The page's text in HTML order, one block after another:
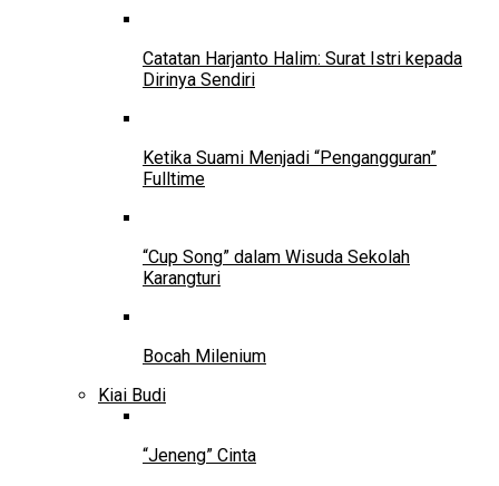
Catatan Harjanto Halim: Surat Istri kepada
Dirinya Sendiri
Ketika Suami Menjadi “Pengangguran”
Fulltime
“Cup Song” dalam Wisuda Sekolah
Karangturi
Bocah Milenium
Kiai Budi
“Jeneng” Cinta